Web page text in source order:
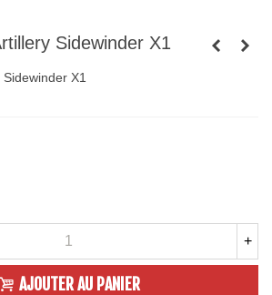
Sidewinder X1
X1
+
AJOUTER AU PANIER